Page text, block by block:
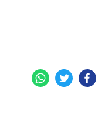
Facebook
Twitter
WhatsApp